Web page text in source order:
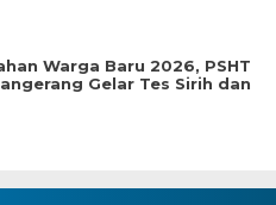
Warga Baru 2026, PSHT
Gelar Tes Sirih dan